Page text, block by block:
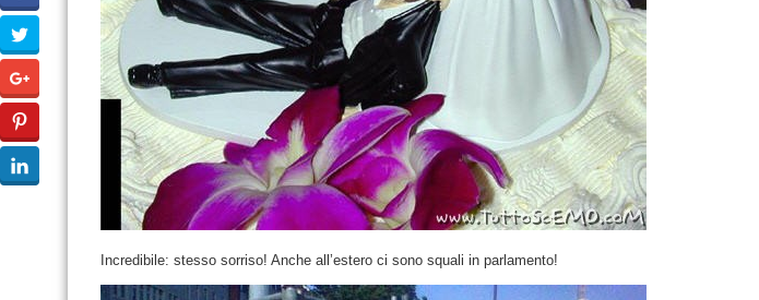
Incredibile: stesso sorriso! Anche all’estero ci sono squali in parlamento!